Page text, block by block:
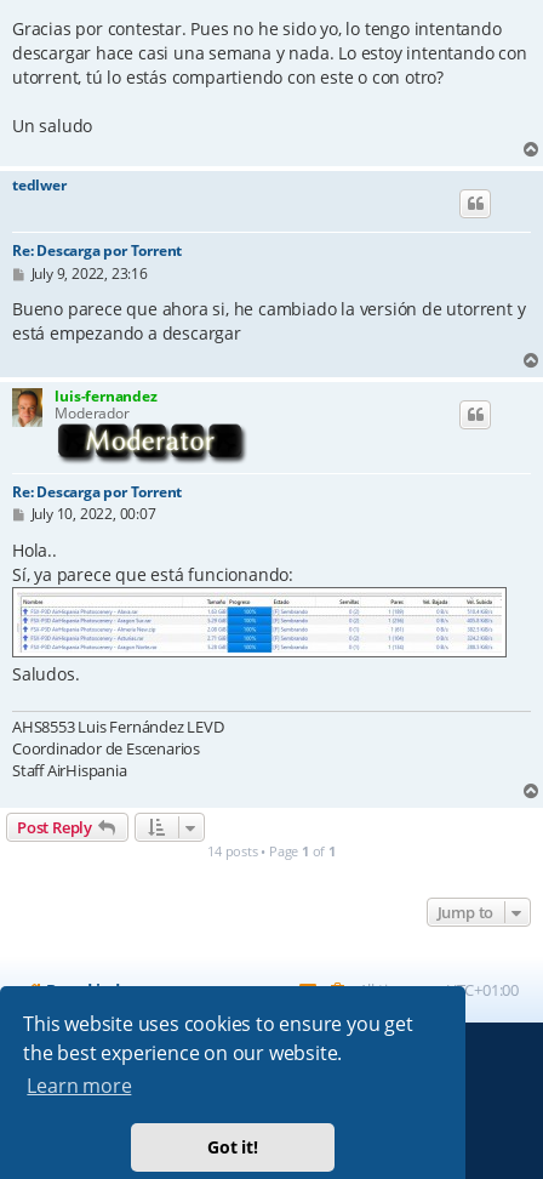
This website uses cookies to ensure you get
the best experience on our website.
Learn more
Got it!
Gracias por contestar. Pues no he sido yo, lo tengo intentando
descargar hace casi una semana y nada. Lo estoy intentando con
utorrent, tú lo estás compartiendo con este o con otro?
Un saludo
tedlwer
Re: Descarga por Torrent
P
s
July 9, 2022, 23:16
Bueno parece que ahora si, he cambiado la versión de utorrent y
está empezando a descargar
luis-fernandez
Moderador
Re: Descarga por Torrent
P
s
t
July 10, 2022, 00:07
Hola..
Sí, ya parece que está funcionando:
Saludos.
AHS8553 Luis Fernández LEVD
Coordinador de Escenarios
Staff AirHispania
Post Reply
14 posts • Page 1 of 1
Jump to
Board index All times areUTC+01:00
Powered by
Absolution style by
Privacy